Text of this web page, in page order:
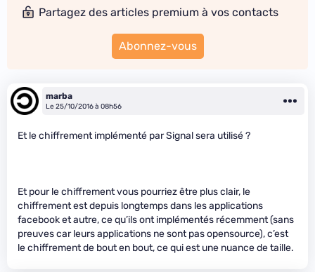
Partagez des articles premium à vos contacts
Abonnez-vous
marba
Le 25/10/2016 à 08h56
Et le chiffrement implémenté par Signal sera utilisé ?
Et pour le chiffrement vous pourriez être plus clair, le
chiffrement est depuis longtemps dans les applications
facebook et autre, ce qu’ils ont implémentés récemment (sans
preuves car leurs applications ne sont pas opensource), c’est
le chiffrement de bout en bout, ce qui est une nuance de taille.